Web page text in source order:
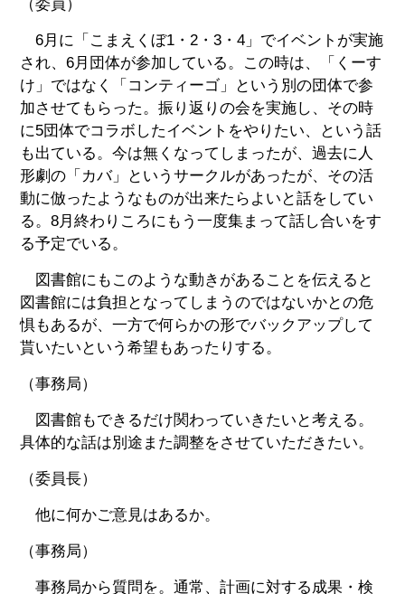
（委員）
6月に「こまえくぼ1・2・3・4」でイベントが実施
され、6月団体が参加している。この時は、「くーす
け」ではなく「コンティーゴ」という別の団体で参
加させてもらった。振り返りの会を実施し、その時
に5団体でコラボしたイベントをやりたい、という話
も出ている。今は無くなってしまったが、過去に人
形劇の「カバ」というサークルがあったが、その活
動に倣ったようなものが出来たらよいと話をしてい
る。8月終わりころにもう一度集まって話し合いをす
る予定でいる。
図書館にもこのような動きがあることを伝えると
図書館には負担となってしまうのではないかとの危
惧もあるが、一方で何らかの形でバックアップして
貰いたいという希望もあったりする。
（事務局）
図書館もできるだけ関わっていきたいと考える。
具体的な話は別途また調整をさせていただきたい。
（委員長）
他に何かご意見はあるか。
（事務局）
事務局から質問を。通常、計画に対する成果・検